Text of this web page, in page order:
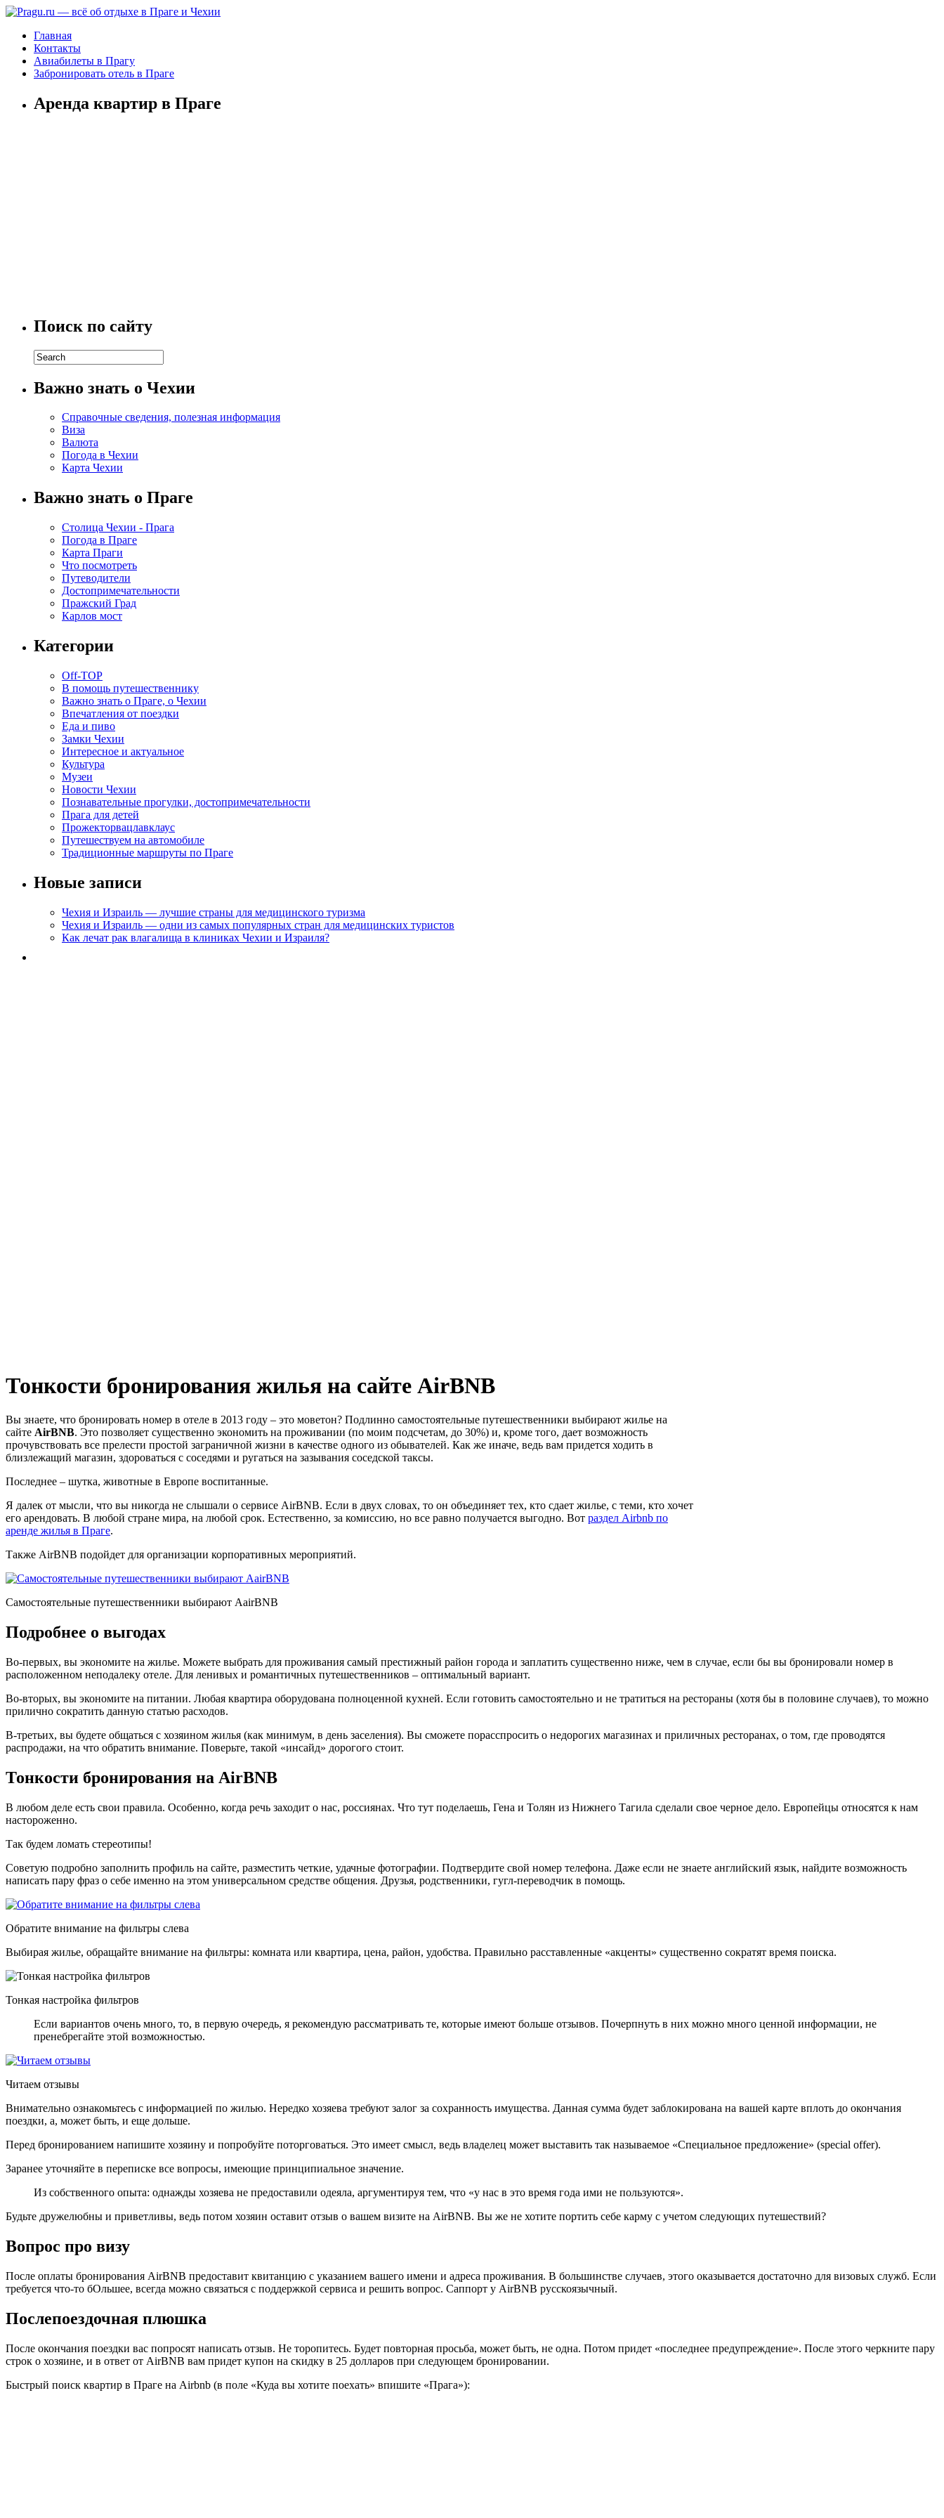
Главная
Контакты
Авиабилеты в Прагу
Забронировать отель в Праге
Аренда квартир в Праге
Поиск по сайту
Важно знать о Чехии
Справочные сведения, полезная информация
Виза
Валюта
Погода в Чехии
Карта Чехии
Важно знать о Праге
Столица Чехии - Прага
Погода в Праге
Карта Праги
Что посмотреть
Путеводители
Достопримечательности
Пражский Град
Карлов мост
Категории
Off-TOP
В помощь путешественнику
Важно знать о Праге, о Чехии
Впечатления от поездки
Еда и пиво
Замки Чехии
Интересное и актуальное
Культура
Музеи
Новости Чехии
Познавательные прогулки, достопримечательности
Прага для детей
Прожекторвацлавклаус
Путешествуем на автомобиле
Традиционные маршруты по Праге
Новые записи
Чехия и Израиль — лучшие страны для медицинского туризма
Чехия и Израиль — одни из самых популярных стран для медицинских туристов
Как лечат рак влагалища в клиниках Чехии и Израиля?
Тонкости бронирования жилья на сайте AirBNB
Вы знаете, что бронировать номер в отеле в 2013 году – это моветон? Подлинно самостоятельные путешественники выбирают жилье на
сайте AirBNB. Это позволяет существенно экономить на проживании (по моим подсчетам, до 30%) и, кроме того, дает возможность
прочувствовать все прелести простой заграничной жизни в качестве одного из обывателей. Как же иначе, ведь вам придется ходить в
близлежащий магазин, здороваться с соседями и ругаться на зазывания соседской таксы.
Последнее – шутка, животные в Европе воспитанные.
Я далек от мысли, что вы никогда не слышали о сервисе AirBNB. Если в двух словах, то он объединяет тех, кто сдает жилье, с теми, кто хочет
его арендовать. В любой стране мира, на любой срок. Естественно, за комиссию, но все равно получается выгодно. Вот раздел Airbnb по
аренде жилья в Праге.
Также AirBNB подойдет для организации корпоративных мероприятий.
Самостоятельные путешественники выбирают AairBNB
Подробнее о выгодах
Во-первых, вы экономите на жилье. Можете выбрать для проживания самый престижный район города и заплатить существенно ниже, чем в случае, если бы вы бронировали номер в
расположенном неподалеку отеле. Для ленивых и романтичных путешественников – оптимальный вариант.
Во-вторых, вы экономите на питании. Любая квартира оборудована полноценной кухней. Если готовить самостоятельно и не тратиться на рестораны (хотя бы в половине случаев), то можно
прилично сократить данную статью расходов.
В-третьих, вы будете общаться с хозяином жилья (как минимум, в день заселения). Вы сможете порасспросить о недорогих магазинах и приличных ресторанах, о том, где проводятся
распродажи, на что обратить внимание. Поверьте, такой «инсайд» дорогого стоит.
Тонкости бронирования на AirBNB
В любом деле есть свои правила. Особенно, когда речь заходит о нас, россиянах. Что тут поделаешь, Гена и Толян из Нижнего Тагила сделали свое черное дело. Европейцы относятся к нам
настороженно.
Так будем ломать стереотипы!
Советую подробно заполнить профиль на сайте, разместить четкие, удачные фотографии. Подтвердите свой номер телефона. Даже если не знаете английский язык, найдите возможность
написать пару фраз о себе именно на этом универсальном средстве общения. Друзья, родственники, гугл-переводчик в помощь.
Обратите внимание на фильтры слева
Выбирая жилье, обращайте внимание на фильтры: комната или квартира, цена, район, удобства. Правильно расставленные «акценты» существенно сократят время поиска.
Тонкая настройка фильтров
Если вариантов очень много, то, в первую очередь, я рекомендую рассматривать те, которые имеют больше отзывов. Почерпнуть в них можно много ценной информации, не
пренебрегайте этой возможностью.
Читаем отзывы
Внимательно ознакомьтесь с информацией по жилью. Нередко хозяева требуют залог за сохранность имущества. Данная сумма будет заблокирована на вашей карте вплоть до окончания
поездки, а, может быть, и еще дольше.
Перед бронированием напишите хозяину и попробуйте поторговаться. Это имеет смысл, ведь владелец может выставить так называемое «Специальное предложение» (special offer).
Заранее уточняйте в переписке все вопросы, имеющие принципиальное значение.
Из собственного опыта: однажды хозяева не предоставили одеяла, аргументируя тем, что «у нас в это время года ими не пользуются».
Будьте дружелюбны и приветливы, ведь потом хозяин оставит отзыв о вашем визите на AirBNB. Вы же не хотите портить себе карму с учетом следующих путешествий?
Вопрос про визу
После оплаты бронирования AirBNB предоставит квитанцию с указанием вашего имени и адреса проживания. В большинстве случаев, этого оказывается достаточно для визовых служб. Если
требуется что-то бОльшее, всегда можно связаться с поддержкой сервиса и решить вопрос. Саппорт у AirBNB русскоязычный.
Послепоездочная плюшка
После окончания поездки вас попросят написать отзыв. Не торопитесь. Будет повторная просьба, может быть, не одна. Потом придет «последнее предупреждение». После этого черкните пару
строк о хозяине, и в ответ от AirBNB вам придет купон на скидку в 25 долларов при следующем бронировании.
Быстрый поиск квартир в Праге на Airbnb (в поле «Куда вы хотите поехать» впишите «Прага»):